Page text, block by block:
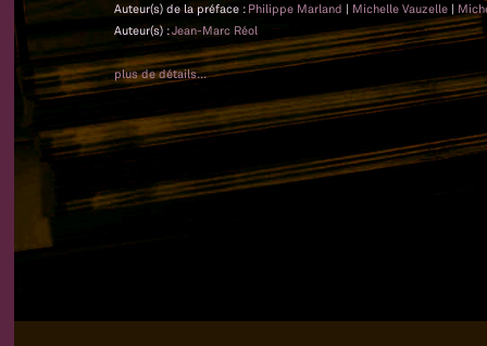
Auteur(s) de la préface : Philippe Marland | Michelle Vauzelle |
Auteur(s) :Jean-Marc Réol
plus de détails...